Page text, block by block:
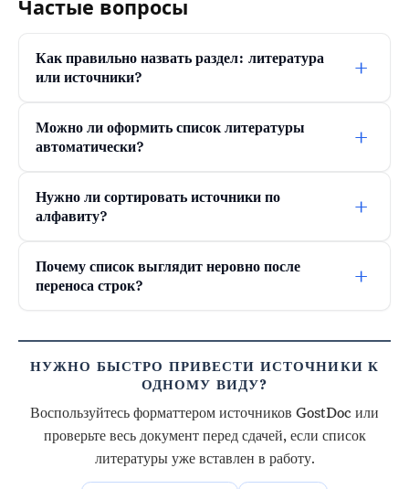
Частые вопросы
Как правильно назвать раздел: литература
или источники?
+
Можно ли оформить список литературы
автоматически?
+
Нужно ли сортировать источники по
алфавиту?
+
Почему список выглядит неровно после
переноса строк?
+
НУЖНО БЫСТРО ПРИВЕСТИ ИСТОЧНИКИ К
ОДНОМУ ВИДУ?
Воспользуйтесь форматтером источников GostDoc или
проверьте весь документ перед сдачей, если список
литературы уже вставлен в работу.